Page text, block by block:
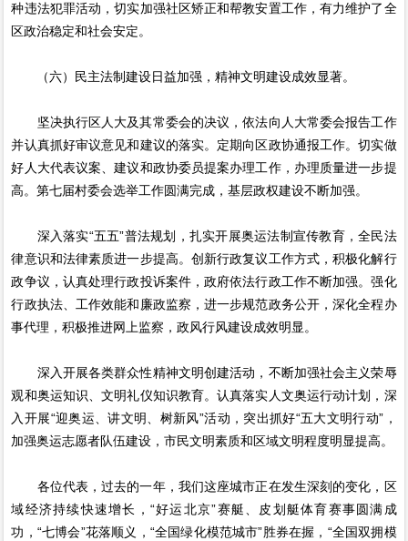
种违法犯罪活动，切实加强社区矫正和帮教安置工作，有力维护了全
区政治稳定和社会安定。
（六）民主法制建设日益加强，精神文明建设成效显著。
坚决执行区人大及其常委会的决议，依法向人大常委会报告工作
并认真抓好审议意见和建议的落实。定期向区政协通报工作。切实做
好人大代表议案、建议和政协委员提案办理工作，办理质量进一步提
高。第七届村委会选举工作圆满完成，基层政权建设不断加强。
深入落实“五五”普法规划，扎实开展奥运法制宣传教育，全民法
律意识和法律素质进一步提高。创新行政复议工作方式，积极化解行
政争议，认真处理行政投诉案件，政府依法行政工作不断加强。强化
行政执法、工作效能和廉政监察，进一步规范政务公开，深化全程办
事代理，积极推进网上监察，政风行风建设成效明显。
深入开展各类群众性精神文明创建活动，不断加强社会主义荣辱
观和奥运知识、文明礼仪知识教育。认真落实人文奥运行动计划，深
入开展“迎奥运、讲文明、树新风”活动，突出抓好“五大文明行动”，
加强奥运志愿者队伍建设，市民文明素质和区域文明程度明显提高。
各位代表，过去的一年，我们这座城市正在发生深刻的变化，区
域经济持续快速增长，“好运北京”赛艇、皮划艇体育赛事圆满成
功，“七博会”花落顺义，“全国绿化模范城市”胜券在握，“全国双拥模